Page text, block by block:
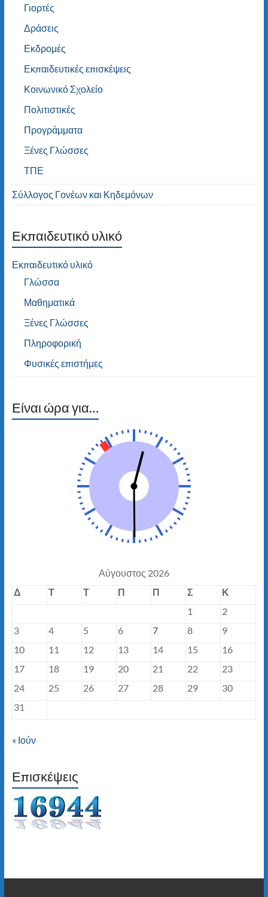
Γιορτές
Δράσεις
Εκδρομές
Εκπαιδευτικές επισκέψεις
Κοινωνικό Σχολείο
Πολιτιστικές
Προγράμματα
Ξένες Γλώσσες
ΤΠΕ
Σύλλογος Γονέων και Κηδεμόνων
Εκπαιδευτικό υλικό
Εκπαιδευτικό υλικό
Γλώσσα
Μαθηματικά
Ξένες Γλώσσες
Πληροφορική
Φυσικές επιστήμες
Είναι ώρα για…
Αύγουστος 2026
Δ
Τ Τ Π Π Σ
Κ
1
2
3
4 5 6 7 8
9
10
11 12 13 14 15
16
17
18 19 20 21 22
23
24
25 26 27 28 29
30
31
« Ιούν
Επισκέψεις